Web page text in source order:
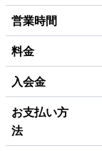
営業時間
料金
入会金
お支払い方
法